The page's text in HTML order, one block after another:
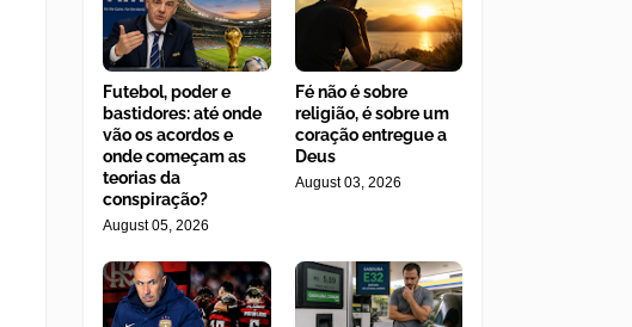
Futebol, poder e
bastidores: até onde
vão os acordos e
onde começam as
teorias da
conspiração?
August 05, 2026
Fé não é sobre
religião, é sobre um
coração entregue a
Deus
August 03, 2026